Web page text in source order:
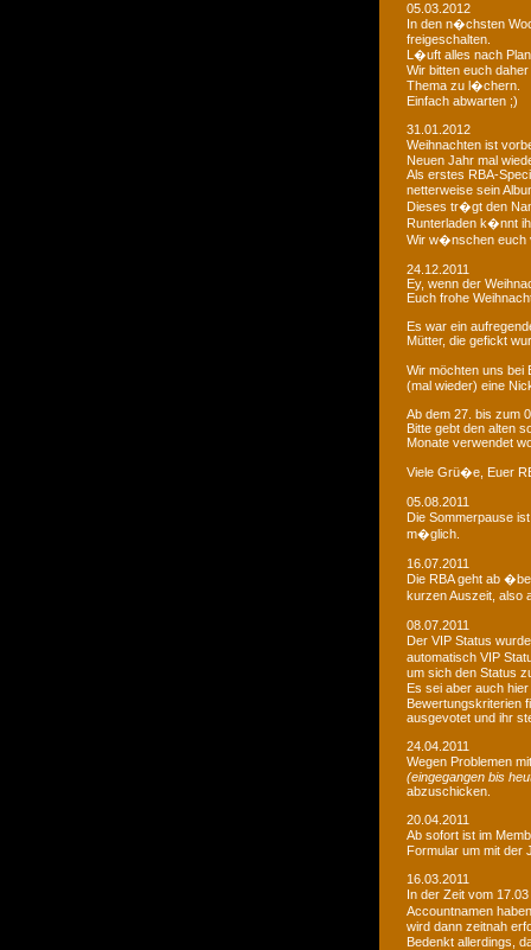
05.03.2012
In den n�chsten
freigeschalten.
L�uft alles nach
Wir bitten euch
Thema zu l�chern.
Einfach abwarten ;)
31.01.2012
Weihnachten ist
Neuen Jahr mal
Als erstes RBA-
netterweise sein
Dieses tr�gt den
Runterladen k�nnt
Wir w�nschen
24.12.2011
Ey, wenn der
Euch frohe
Es war ein
Mütter, die gefickt
Wir möchten uns bei
(mal wieder) eine
Ab dem 27. bis zum
Bitte gebt den alten
Monate verwendet
Viele Grü�e, Euer
05.08.2011
Die Sommerpause
m�glich.
16.07.2011
Die RBA geht ab
kurzen Auszeit, also
08.07.2011
Der VIP Status
automatisch VIP
um sich den Status
Es sei aber auch
Bewertungskriterien
ausgevotet und ihr
24.04.2011
Wegen Problemen
(eingegangen bis
abzuschicken.
20.04.2011
Ab sofort ist im
Formular um mit der
16.03.2011
In der Zeit vom
Accountnamen
wird dann zeitnah
Bedenkt allerdings,